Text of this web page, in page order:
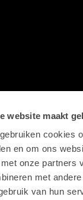
website maakt
cookies
en om ons
onze partners
met
van hun